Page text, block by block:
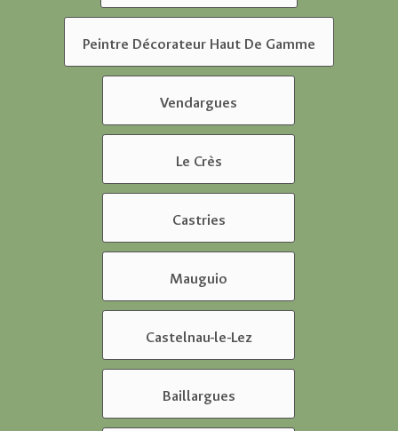
Peintre Décorateur Haut De Gamme
Vendargues
Le Crès
Castries
Mauguio
Castelnau-le-Lez
Baillargues